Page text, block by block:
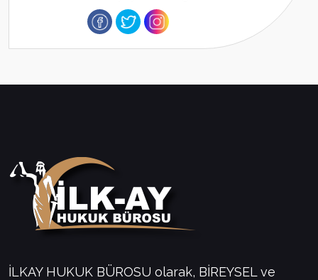
İLKAY HUKUK BÜROSU olarak, BİREYSEL ve